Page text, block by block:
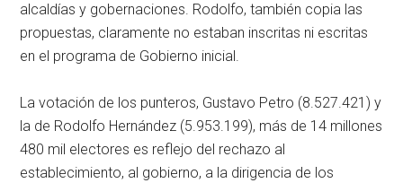
alcaldías y gobernaciones. Rodolfo, también copia las
propuestas, claramente no estaban inscritas ni escritas
en el programa de Gobierno inicial.
La votación de los punteros, Gustavo Petro (8.527.421) y
la de Rodolfo Hernández (5.953.199), más de 14 millones
480 mil electores es reflejo del rechazo al
establecimiento, al gobierno, a la dirigencia de los